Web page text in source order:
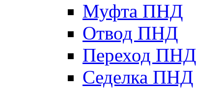
Муфта ПНД
Отвод ПНД
Переход ПНД
Седелка ПНД